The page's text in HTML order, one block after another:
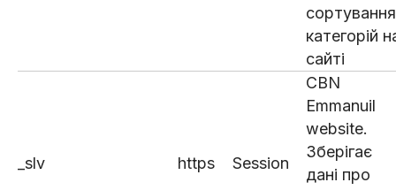
сортування
категорій
сайті
_slv https Session
CBN
Emmanuil
website.
Зберігає
дані про